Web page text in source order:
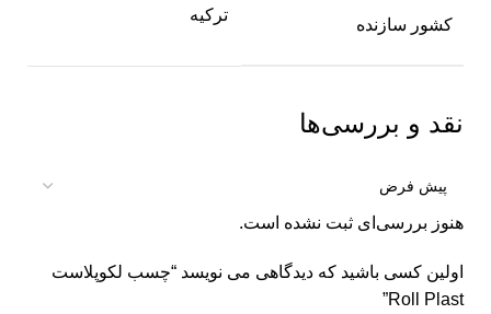
کشور سازنده
ترکیه
نقد و بررسی‌ها
هنوز بررسی‌ای ثبت نشده است.
اولین کسی باشید که دیدگاهی می نویسد “چسب لکوپلاست
Roll Plast”